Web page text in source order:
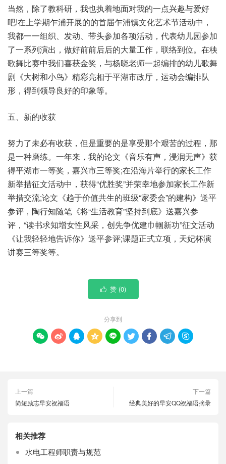
当然，除了教科研，我也执着地面对我的一点兴趣与爱好
吧!在上学期乍浦开展的的首届乍浦镇文化艺术节活动中，
我都一一组织、发动、带头参加各项活动，代表幼儿园参加
了一系列演出，做好前前后后的大量工作，联络到位。在秧
歌舞比赛中我们喜获金奖，与杨晓老师一起编排的幼儿歌舞
剧《大树和小鸟》精彩亮相于平湖市政厅，运动会编排队
形，得到领导良好的印象等。
五、新的收获
努力了未必有收获，但是重要的是享受那个艰苦的过程，那
是一种磨练。一年来，我的论文《音乐有声，浸润无声》获
得平湖市一等奖，嘉兴市三等奖;在沿海片举行的家长工作
新举措征文活动中，获得“优胜奖”并荣幸地参加家长工作新
举措交流;论文《趋于价值共生的班级“家委会”的建构》送平
参评，陶行知随笔《将“生活教育”坚持到底》送嘉兴参
评，“读书求知增女性风采，创先争优建巾帼新功”征文活动
《让我轻轻地告诉你》送平参评;课题正式立项，天妃杯演
讲赛三等奖等。
 赞 (0)
分享到
        
上一篇
简短励志早安祝福语
下一篇
经典美好的早安QQ祝福语摘录
相关推荐
水电工程师职责与规范